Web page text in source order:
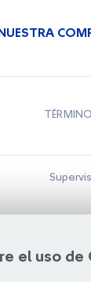
el uso de
NUESTRA